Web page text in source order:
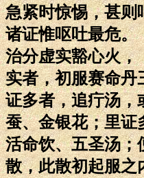
急紧时惊惕，甚则
诸证惟呕吐最危。
治分虚实豁心火，
实者，初服赛命丹
证多者，追疔汤，
蚕、金银花；里证
活命饮、五圣汤；
散，此散初起服之